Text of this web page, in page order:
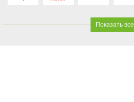
Показать все